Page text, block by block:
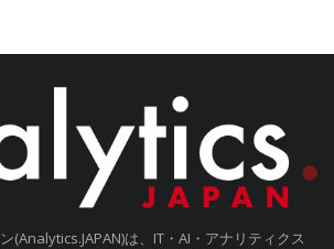
(Analytics.JAPAN)は、IT・AI・アナリティクス